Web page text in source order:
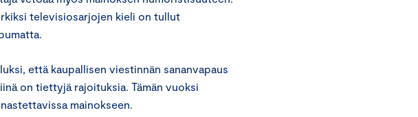
televisiosarjojen kieli on tullut
että kaupallisen viestinnän sananvapaus
on tiettyjä rajoituksia. Tämän vuoksi
mainokseen.